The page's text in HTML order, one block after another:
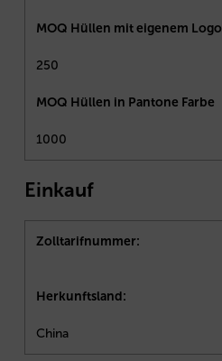
MOQ Hüllen mit eigenem Logo
250
MOQ Hüllen in Pantone Farbe
1000
Einkauf
Zolltarifnummer:
Herkunftsland:
China